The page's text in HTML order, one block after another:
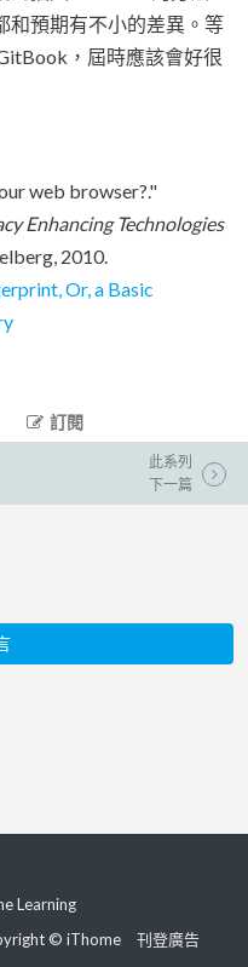
和預期有不小的差異。等
，屆時應該會好很
web browser?."
Enhancing Technologies
2010.
Or, a Basic
訂閱
此系列
下一篇
Learning
© iThome
刊登廣告